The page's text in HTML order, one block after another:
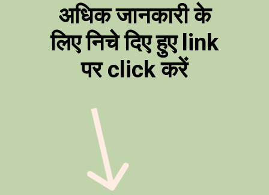
अधिक जानकारी के
लिए निचे दिए हुए link
पर click करें